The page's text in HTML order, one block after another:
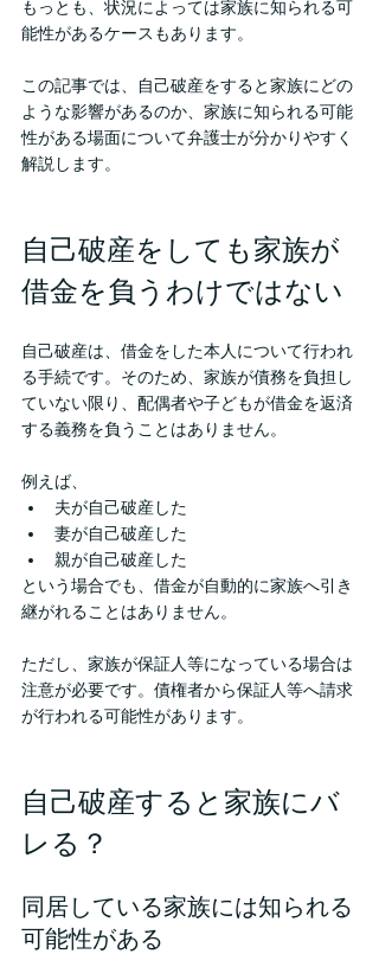
もっとも、状況によっては家族に知られる可
能性があるケースもあります。
この記事では、自己破産をすると家族にどの
ような影響があるのか、家族に知られる可能
性がある場面について弁護士が分かりやすく
解説します。
自己破産をしても家族が
借金を負うわけではない
自己破産は、借金をした本人について行われ
る手続です。そのため、家族が債務を負担し
ていない限り、配偶者や子どもが借金を返済
する義務を負うことはありません。
例えば、
夫が自己破産した
妻が自己破産した
親が自己破産した
という場合でも、借金が自動的に家族へ引き
継がれることはありません。
ただし、家族が保証人等になっている場合は
注意が必要です。債権者から保証人等へ請求
が行われる可能性があります。
自己破産すると家族にバ
レる？
同居している家族には知られる
可能性がある